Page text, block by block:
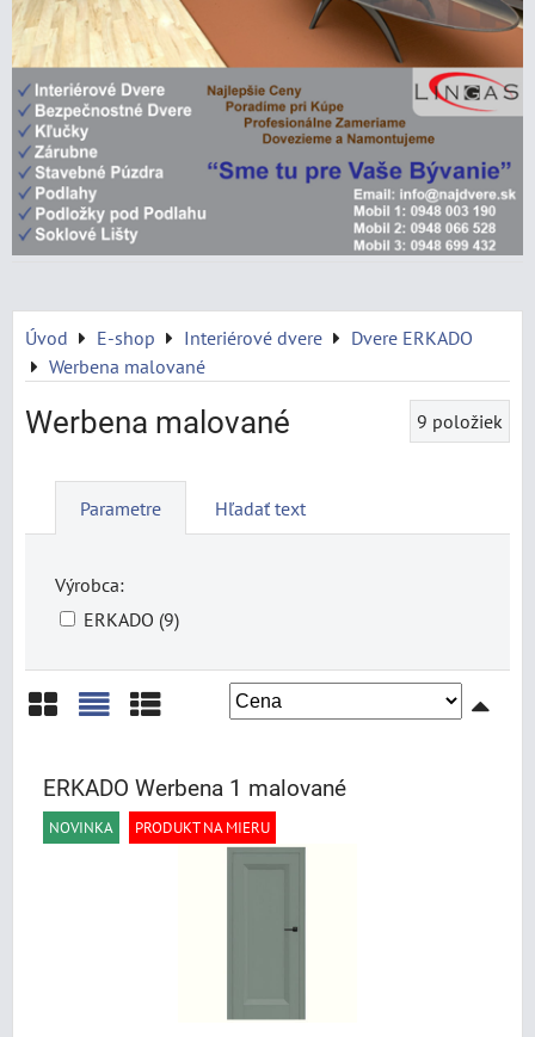
Úvod E-shop Interiérové dvere
Dvere ERKADO
Werbena malované
Werbena malované 9 položiek
Parametre Hľadať text
Výrobca:
ERKADO (9)
ERKADO Werbena 1 malované
NOVINKA PRODUKT NA MIERU